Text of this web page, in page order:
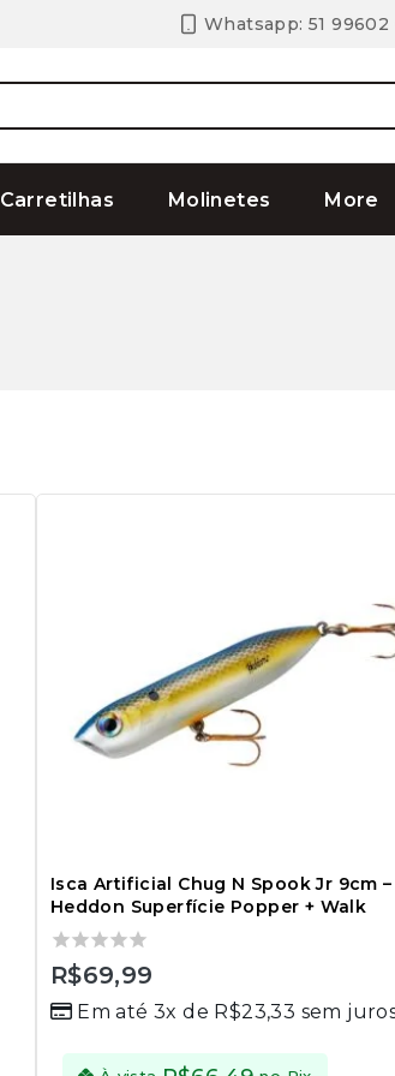
Whatsapp: 51 99602
Carretilhas Molinetes More
Isca Artificial Chug N Spook Jr 9cm –
Heddon Superfície Popper + Walk
0
of
R$69,99
Em até 3x de R$23,33 sem